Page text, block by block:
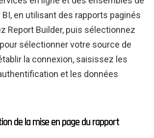
en utilisant des rapports paginés
Report Builder, puis sélectionnez
pour sélectionner votre source de
la connexion, saisissez les
et les données
de la mise en page du rapport